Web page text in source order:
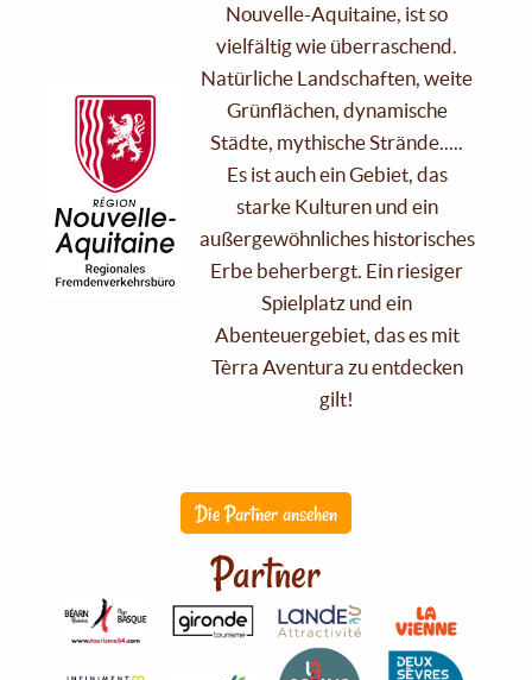
Nouvelle-Aquitaine, ist so
vielfältig wie überraschend.
Natürliche Landschaften, weite
Grünflächen, dynamische
Städte, mythische Strände.....
Es ist auch ein Gebiet, das
starke Kulturen und ein
außergewöhnliches historisches
Erbe beherbergt. Ein riesiger
Spielplatz und ein
Abenteuergebiet, das es mit
Tèrra Aventura zu entdecken
gilt!
Die Partner ansehen
Partner